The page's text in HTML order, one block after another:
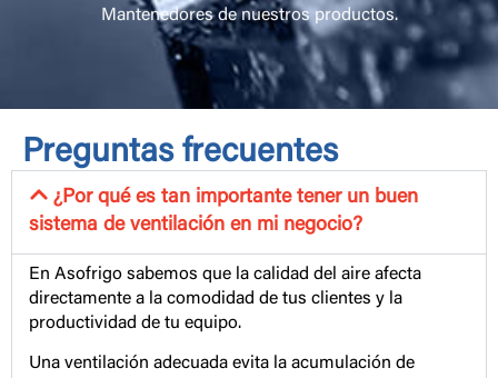
Mantenedores de nuestros productos.
Preguntas frecuentes
¿Por qué es tan importante tener un buen
sistema de ventilación en mi negocio?
En Asofrigo sabemos que la calidad del aire afecta
directamente a la comodidad de tus clientes y la
productividad de tu equipo.
Una ventilación adecuada evita la acumulación de